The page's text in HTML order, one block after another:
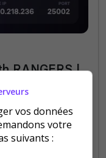
RANGERS |
DU 1st
célèbre
Lead the
vos données
votre
suivants :